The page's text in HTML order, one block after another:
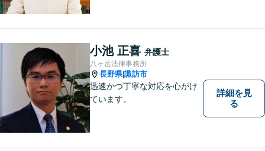
ます。より良い解決ができる
ようサポートしたいと考えて
おります。
小池 正喜 弁護士
八ヶ岳法律事務所
長野県|諏訪市
迅速かつ丁寧な対応を心がけ
ています。
詳細を見
る